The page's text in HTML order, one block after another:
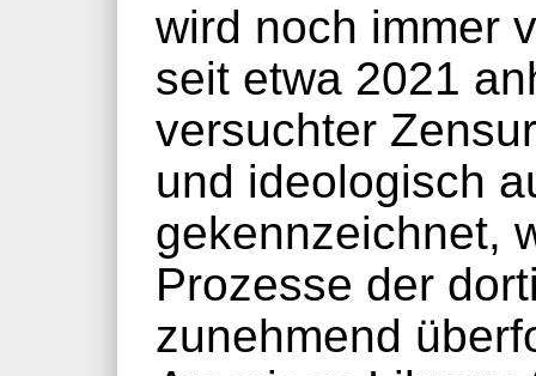
wird noch immer
seit etwa 2021
versuchter
und ideologisch
gekennzeichnet,
Prozesse der
zunehmend